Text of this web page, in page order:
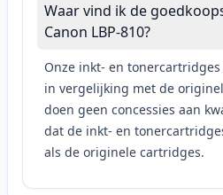
Waar vind ik de
Canon LBP-810?
Onze inkt- en
in vergelijking met de
doen geen concessies aan
dat de inkt- en
als de originele cartridges.